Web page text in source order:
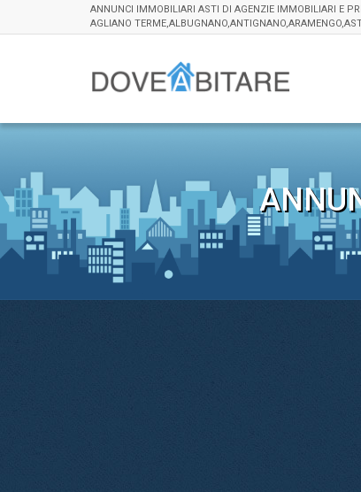
ANNUNCI IMMOBILIARI ASTI DI AGENZIE IMMOBILIARI E
AGLIANO